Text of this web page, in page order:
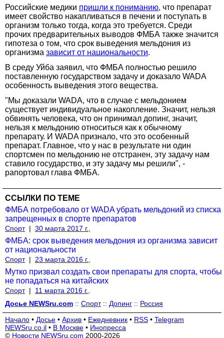
Российские медики пришли к пониманию, что препарат
имеет свойство накапливаться в печени и поступать в
организм только тогда, когда это требуется. Среди
прочих предварительных выводов ФМБА также значится
гипотеза о том, что срок выведения мельдония из
организма зависит от национальности.
В среду Уйба заявил, что ФМБА полностью решило
поставленную государством задачу и доказало WADA
особенность выведения этого вещества.
"Мы доказали WADA, что в случае с мельдонием
существует индивидуальное накопление. Значит, нельзя
обвинять человека, что он принимал допинг, значит,
нельзя к мельдонию относиться как к обычному
препарату. И WADA признало, что это особенный
препарат. Главное, что у нас в результате ни один
спортсмен по мельдонию не отстранен, эту задачу нам
ставило государство, и эту задачу мы решили", -
рапортовал глава ФМБА.
ССЫЛКИ ПО ТЕМЕ
ФМБА потребовало от WADA убрать мельдоний из списка
запрещенных в спорте препаратов
Спорт | 30 марта 2017 г.,
ФМБА: срок выведения мельдония из организма зависит
от национальности
Спорт | 23 марта 2016 г.,
Мутко призвал создать свои препараты для спорта, чтобы
не попадаться на китайских
Спорт |
11 марта 2016 г.,
Досье NEWSru.com :: Спорт:: Допинг :: Россия
Начало • Досье • Архив • Ежедневник • RSS • Telegram
NEWSru.co.il • В Москве • Инопресса
© Новости NEWSru.com 2000-2026